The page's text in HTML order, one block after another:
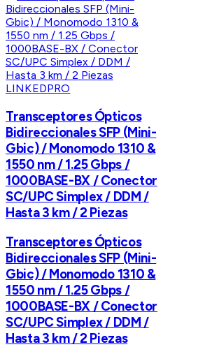
LINKEDPRO
Transceptores Ópticos
Bidireccionales SFP (Mini-
Gbic) / Monomodo 1310 &
1550 nm / 1.25 Gbps /
1000BASE-BX / Conector
SC/UPC Simplex / DDM /
Hasta 3 km / 2 Piezas
Transceptores Ópticos
Bidireccionales SFP (Mini-
Gbic) / Monomodo 1310 &
1550 nm / 1.25 Gbps /
1000BASE-BX / Conector
SC/UPC Simplex / DDM /
Hasta 3 km / 2 Piezas